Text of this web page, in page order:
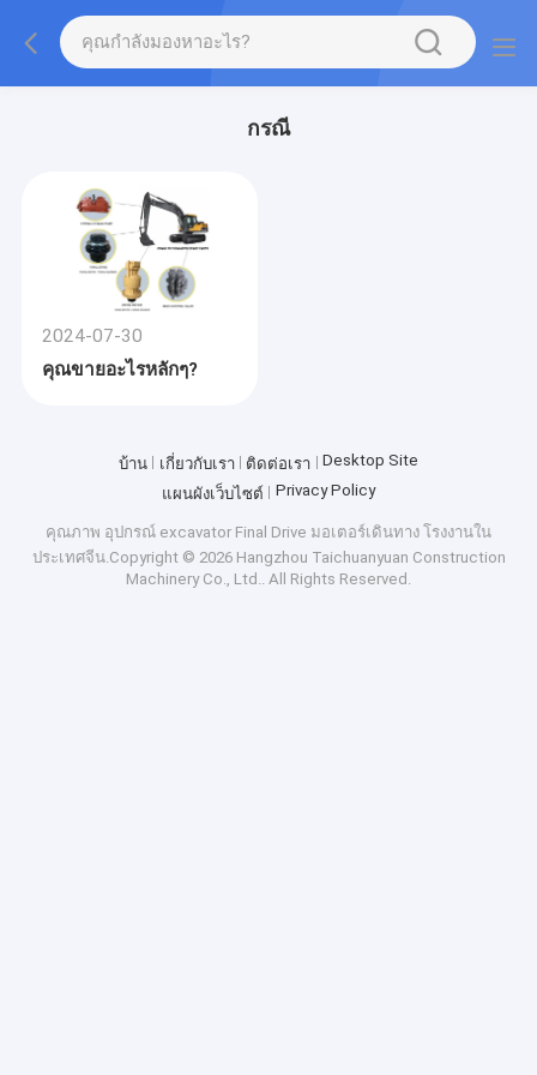
กรณี
2024-07-30
คุณขายอะไรหลักๆ?
บ้าน เกี่ยวกับเรา ติดต่อเรา
Desktop Site
แผนผังเว็บไซต์
Privacy Policy
คุณภาพ อุปกรณ์ excavator Final Drive มอเตอร์เดินทาง โรงงานใน
ประเทศจีน.Copyright © 2026 Hangzhou Taichuanyuan Construction
Machinery Co., Ltd.. All Rights Reserved.